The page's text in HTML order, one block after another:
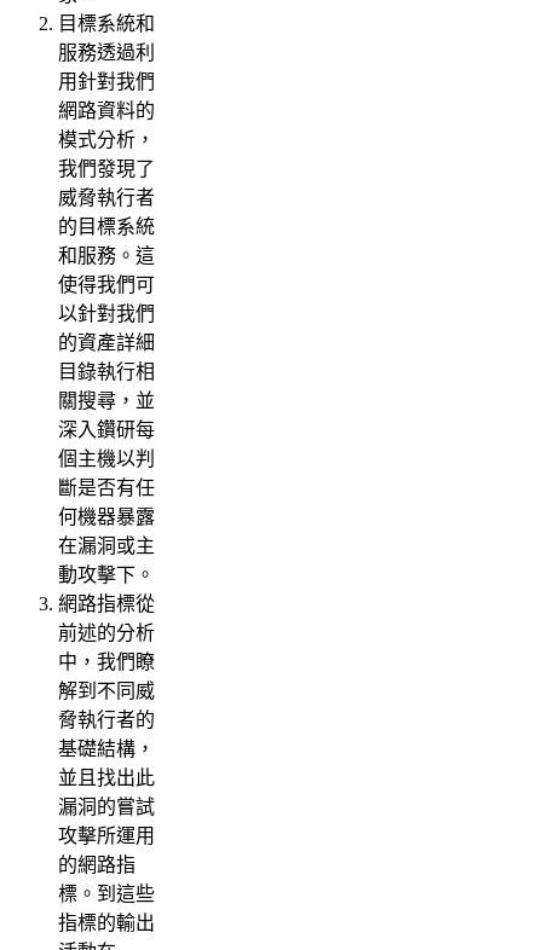
目標系統和
服務透過利
用針對我們
網路資料的
模式分析，
我們發現了
威脅執行者
的目標系統
和服務。這
使得我們可
以針對我們
的資產詳細
目錄執行相
關搜尋，並
深入鑽研每
個主機以判
斷是否有任
何機器暴露
在漏洞或主
動攻擊下。
網路指標從
前述的分析
中，我們瞭
解到不同威
脅執行者的
基礎結構，
並且找出此
漏洞的嘗試
攻擊所運用
的網路指
標。到這些
指標的輸出